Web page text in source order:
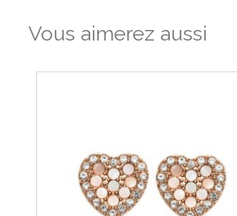
Vous aimerez aussi